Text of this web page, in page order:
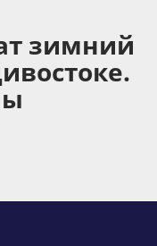
зимний